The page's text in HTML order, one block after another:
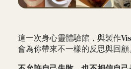
這一次身心靈體驗館，與製作
會為你帶來不一樣的反思與回顧。